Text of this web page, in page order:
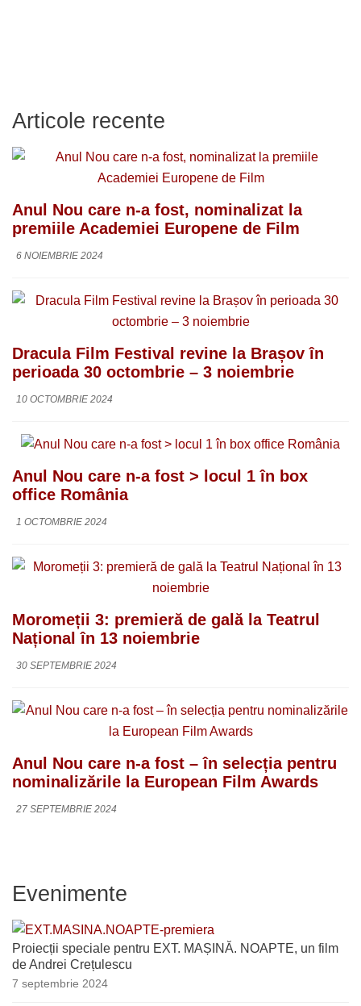
Articole recente
Anul Nou care n-a fost, nominalizat la
premiile Academiei Europene de Film
6 NOIEMBRIE 2024
Dracula Film Festival revine la Brașov în
perioada 30 octombrie – 3 noiembrie
10 OCTOMBRIE 2024
Anul Nou care n-a fost > locul 1 în box
office România
1 OCTOMBRIE 2024
Moromeții 3: premieră de gală la Teatrul
Național în 13 noiembrie
30 SEPTEMBRIE 2024
Anul Nou care n-a fost – în selecția pentru
nominalizările la European Film Awards
27 SEPTEMBRIE 2024
Evenimente
Proiecții speciale pentru EXT. MAȘINĂ. NOAPTE, un film
de Andrei Crețulescu
7 septembrie 2024